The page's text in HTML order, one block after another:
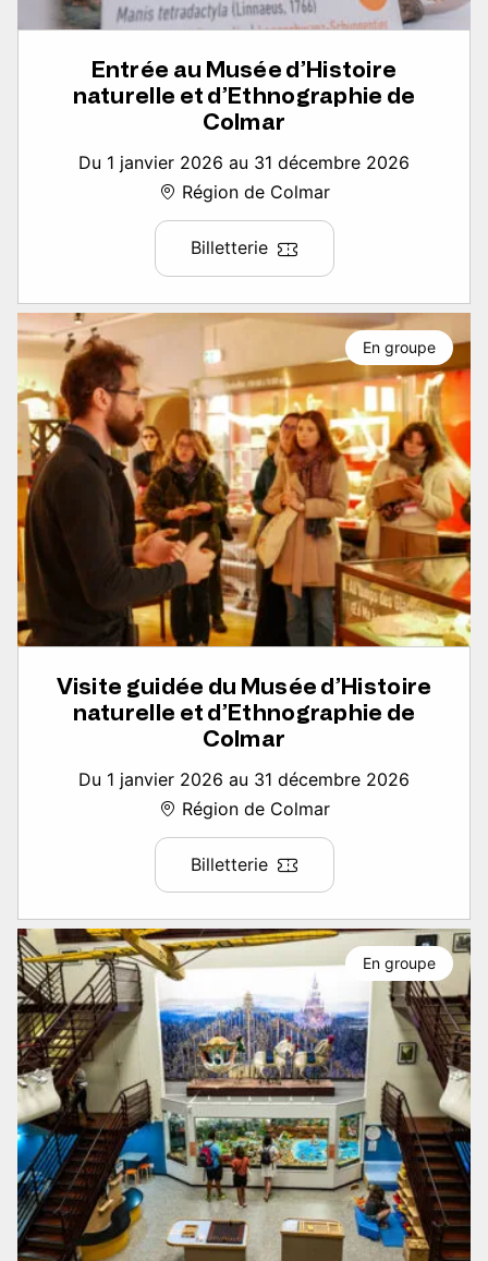
Entrée au Musée d’Histoire
naturelle et d’Ethnographie de
Colmar
Du 1 janvier 2026 au 31 décembre 2026
Région de Colmar
Billetterie
Visite guidée du Musée d’Histoire
naturelle et d’Ethnographie de
Colmar
Du 1 janvier 2026 au 31 décembre 2026
Région de Colmar
Billetterie
En groupe
En groupe